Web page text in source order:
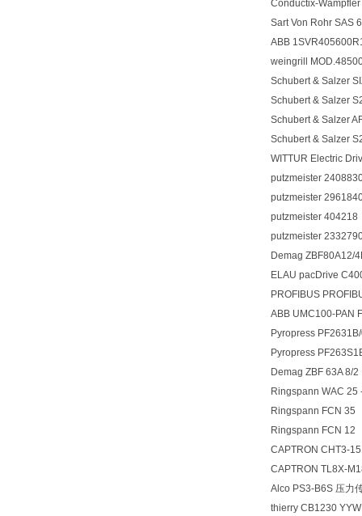
Conductix-
Sart Von Rohr SAS
ABB
weingrill
Schubert & Salzer
Schubert & Salzer
Schubert & Salzer
Schubert & Salzer
WITTUR Electric
putzmeister
putzmeister
putzmeister 404218
putzmeister
Demag ZBF80A12/
ELAU pacDrive
PROFIBUS
ABB UMC100-PAN
Pyropress
Pyropress
Demag ZBF 63A 8/
Ringspann WAC 25
Ringspann FCN 35
Ringspann FCN 12
CAPTRON CHT3-
CAPTRON TL8X-
Alco PS3-B6S 压力
thierry CB1230